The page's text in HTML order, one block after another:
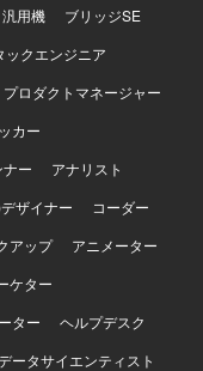
汎用機
ブリッジSE
ックエンジニア
プロダクトマネージャー
カー
ー
アナリスト
ザイナー
コーダー
アップ
アニメーター
ケター
ター
ヘルプデスク
ータサイエンティスト